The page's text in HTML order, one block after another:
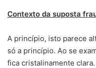
Contexto da suposta
A princípio, isto parece
só a princípio. Ao se
fica cristalinamente clara.